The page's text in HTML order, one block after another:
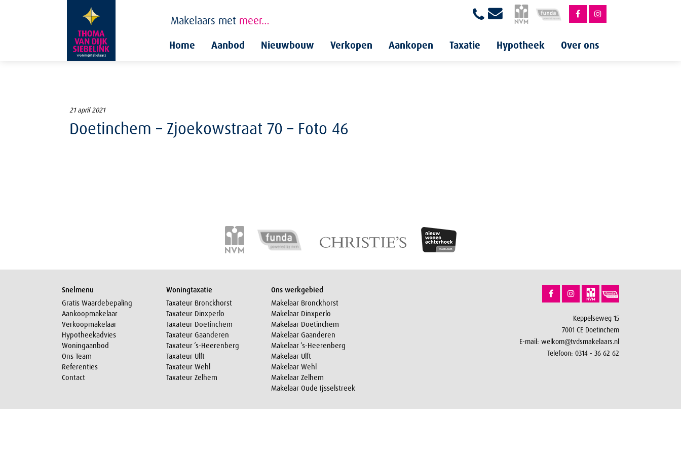
Makelaars met meer…
Home Aanbod Nieuwbouw Verkopen Aankopen Taxatie Hypotheek Over ons
21 april 2021
Doetinchem – Zjoekowstraat 70 – Foto 46
Snelmenu
Gratis Waardebepaling
Aankoopmakelaar
Verkoopmakelaar
Hypotheekadvies
Woningaanbod
Ons Team
Referenties
Contact
Woningtaxatie
Taxateur Bronckhorst
Taxateur Dinxperlo
Taxateur Doetinchem
Taxateur Gaanderen
Taxateur ‘s-Heerenberg
Taxateur Ulft
Taxateur Wehl
Taxateur Zelhem
Ons werkgebied
Makelaar Bronckhorst
Makelaar Dinxperlo
Makelaar Doetinchem
Makelaar Gaanderen
Makelaar ‘s-Heerenberg
Makelaar Ulft
Makelaar Wehl
Makelaar Zelhem
Makelaar Oude Ijsselstreek
Keppelseweg 15
7001 CE Doetinchem
E-mail: welkom@tvdsmakelaars.nl
Telefoon: 0314 - 36 62 62